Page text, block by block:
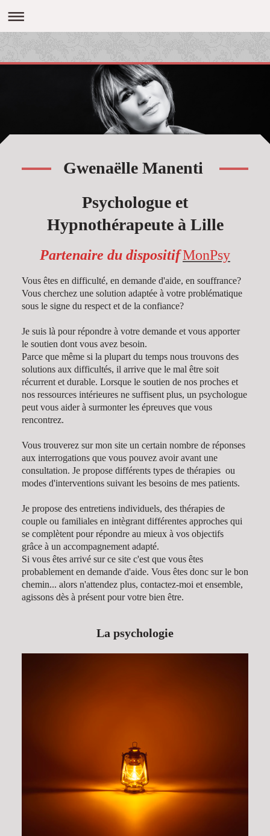
Gwenaëlle Manenti
Psychologue et
Hypnothérapeute à Lille
Partenaire du dispositifMonPsy
Vous êtes en difficulté, en demande d'aide, en souffrance?
Vous cherchez une solution adaptée à votre problématique
sous le signe du respect et de la confiance?
Je suis là pour répondre à votre demande et vous apporter
le soutien dont vous avez besoin.
Parce que même si la plupart du temps nous trouvons des
solutions aux difficultés, il arrive que le mal être soit
récurrent et durable. Lorsque le soutien de nos proches et
nos ressources intérieures ne suffisent plus, un psychologue
peut vous aider à surmonter les épreuves que vous
rencontrez.
Vous trouverez sur mon site un certain nombre de réponses
aux interrogations que vous pouvez avoir avant une
consultation. Je propose différents types de thérapies ou
modes d'interventions suivant les besoins de mes patients.
Je propose des entretiens individuels, des thérapies de
couple ou familiales en intègrant différentes approches qui
se complètent pour répondre au mieux à vos objectifs
grâce à un accompagnement adapté.
Si vous êtes arrivé sur ce site c'est que vous êtes
probablement en demande d'aide. Vous êtes donc sur le bon
chemin... alors n'attendez plus, contactez-moi et ensemble,
agissons dès à présent pour votre bien être.
La psychologie